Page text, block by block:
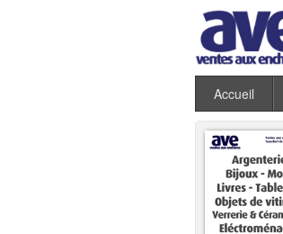
Accueil